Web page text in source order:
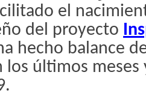
el
del proyecto
hecho balance
los últimos